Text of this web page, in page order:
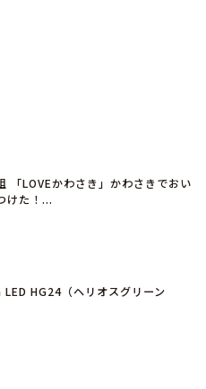
「LOVEかわさき」かわさきでおい
けた！...
HG24（ヘリオスグリーン